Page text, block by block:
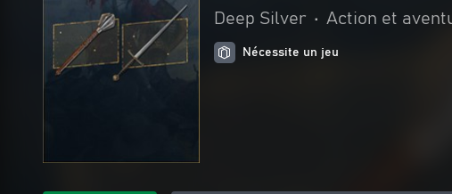
Deep Silver • Action et
Nécessite un jeu